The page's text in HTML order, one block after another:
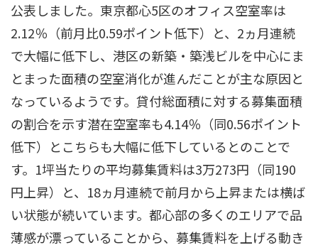
公表しました。東京都心5区のオフィス空室率は
2.12％（前月比0.59ポイント低下）と、2ヵ月連続
で大幅に低下し、港区の新築・築浅ビルを中心にま
とまった面積の空室消化が進んだことが主な原因と
なっているようです。貸付総面積に対する募集面積
の割合を示す潜在空室率も4.14％（同0.56ポイント
低下）とこちらも大幅に低下しているとのことで
す。1坪当たりの平均募集賃料は3万273円（同190
円上昇）と、18ヵ月連続で前月から上昇または横ば
い状態が続いています。都心部の多くのエリアで品
薄感が漂っていることから、募集賃料を上げる動き